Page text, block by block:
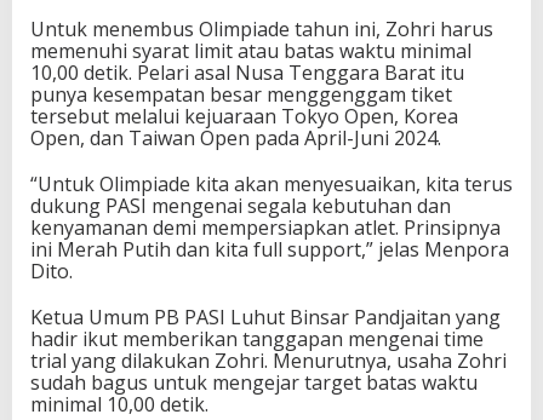
P
a
r
s
Untuk menembus Olimpiade tahun ini, Zohri harus
memenuhi syarat limit atau batas waktu minimal
10,00 detik. Pelari asal Nusa Tenggara Barat itu
punya kesempatan besar menggenggam tiket
tersebut melalui kejuaraan Tokyo Open, Korea
Open, dan Taiwan Open pada April-Juni 2024.
“Untuk Olimpiade kita akan menyesuaikan, kita terus
dukung PASI mengenai segala kebutuhan dan
kenyamanan demi mempersiapkan atlet. Prinsipnya
ini Merah Putih dan kita full support,” jelas Menpora
Dito.
Ketua Umum PB PASI Luhut Binsar Pandjaitan yang
hadir ikut memberikan tanggapan mengenai time
trial yang dilakukan Zohri. Menurutnya, usaha Zohri
sudah bagus untuk mengejar target batas waktu
minimal 10,00 detik.